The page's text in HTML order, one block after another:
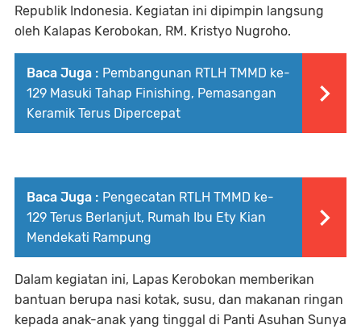
Republik Indonesia. Kegiatan ini dipimpin langsung
oleh Kalapas Kerobokan, RM. Kristyo Nugroho.
Baca Juga : Pembangunan RTLH TMMD ke-
129 Masuki Tahap Finishing, Pemasangan
Keramik Terus Dipercepat
Baca Juga : Pengecatan RTLH TMMD ke-
129 Terus Berlanjut, Rumah Ibu Ety Kian
Mendekati Rampung
Dalam kegiatan ini, Lapas Kerobokan memberikan
bantuan berupa nasi kotak, susu, dan makanan ringan
kepada anak-anak yang tinggal di Panti Asuhan Sunya